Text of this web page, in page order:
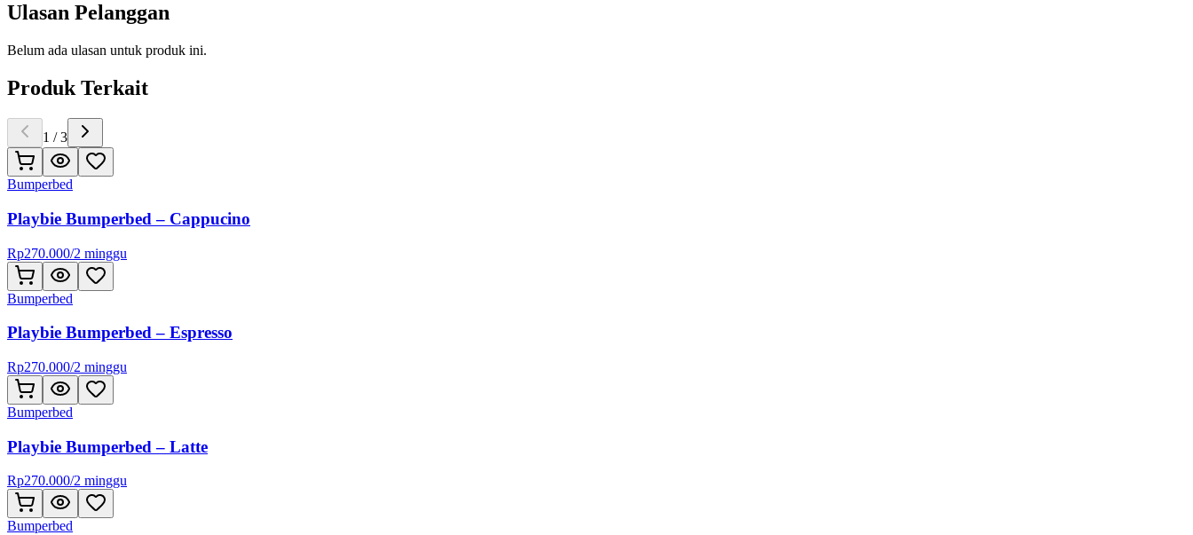
Ulasan Pelanggan
Belum ada ulasan untuk produk ini.
Produk Terkait
1 /3
Bumperbed
Playbie Bumperbed – Cappucino
Rp270.000/2 minggu
Bumperbed
Playbie Bumperbed – Espresso
Rp270.000/2 minggu
Bumperbed
Playbie Bumperbed – Latte
Rp270.000/2 minggu
Bumperbed